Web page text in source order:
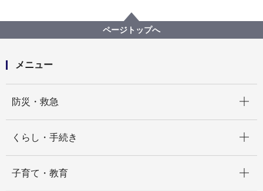
新型コロナウイルス感染症による新たな市内の患者確
認について
ページトップへ
メニュー
防災・救急
くらし・手続き
子育て・教育